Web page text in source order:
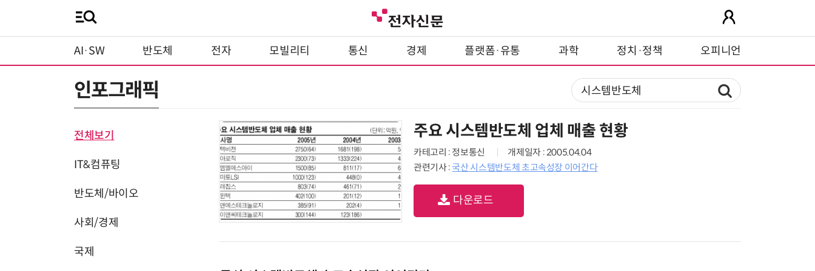
AI·SW 반도체 전자 모빌리티 통신 경제 플랫폼·유통 과학 정치·정책 오피니언
인포그래픽
전체보기
IT&컴퓨팅
반도체/바이오
사회/경제
국제
주요 시스템반도체 업체 매출 현황
카테고리 : 정보통신
개제일자 : 2005.04.04
관련기사 :국산 시스템반도체 초고속성장 이어간다
다운로드